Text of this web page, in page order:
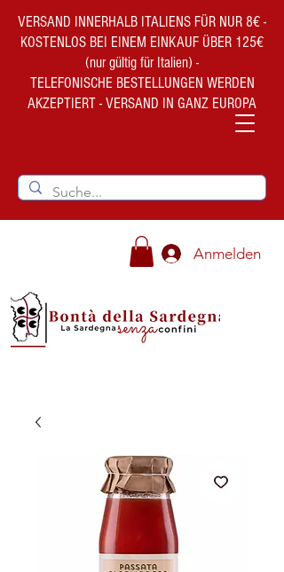
VERSAND INNERHALB ITALIENS FÜR NUR 8€ -
KOSTENLOS BEI EINEM EINKAUF ÜBER 125€
(nur gültig für Italien) -
TELEFONISCHE BESTELLUNGEN WERDEN
AKZEPTIERT - VERSAND IN GANZ EUROPA
Anmelden